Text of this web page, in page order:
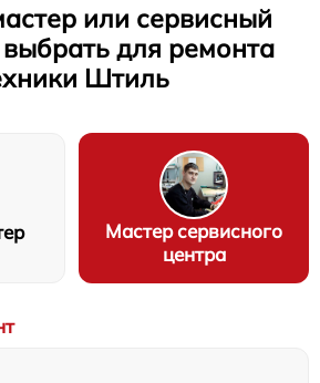
или сервисный
выбрать для ремонта
Штиль
Мастер сервисного
центра